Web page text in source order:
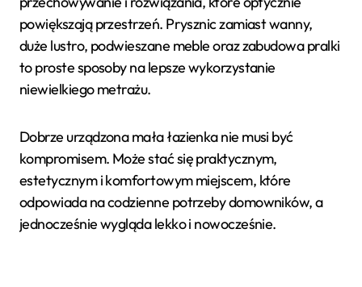
powiększają przestrzeń. Prysznic zamiast wanny,
duże lustro, podwieszane meble oraz zabudowa pralki
to proste sposoby na lepsze wykorzystanie
niewielkiego metrażu.
Dobrze urządzona mała łazienka nie musi być
kompromisem. Może stać się praktycznym,
estetycznym i komfortowym miejscem, które
odpowiada na codzienne potrzeby domowników, a
jednocześnie wygląda lekko i nowocześnie.